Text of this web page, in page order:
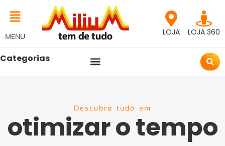
MENU LOJA LOJA 360
Categorias
Descubra tudo em
otimizar o tempo